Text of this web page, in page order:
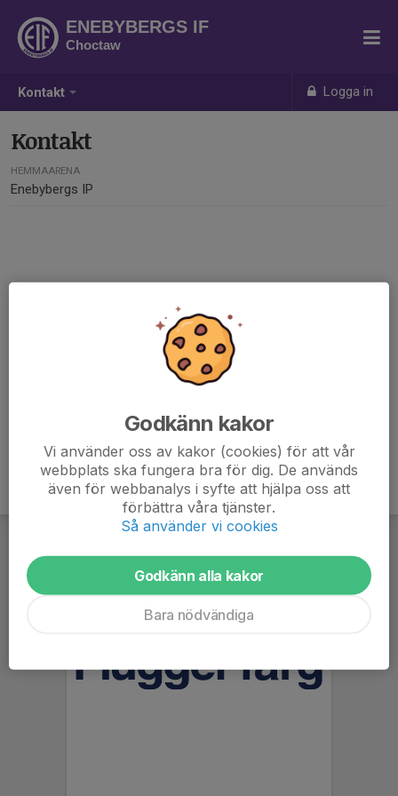
Kontakt Logga in
ENEBYBERGS IF
Choctaw
Kontakt
HEMMAARENA
Enebybergs IP
Godkänn kakor
Vi använder oss av kakor (cookies) för att vår
webbplats ska fungera bra för dig. De används
även för webbanalys i syfte att hjälpa oss att
förbättra våra tjänster.
Så använder vi cookies
Godkänn alla kakor
Bara nödvändiga